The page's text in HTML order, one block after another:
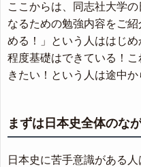
ここからは、同志社大学
なるための勉強内容をご
める！」という人ははじ
程度基礎はできている！
きたい！という人は途中か
まずは日本史全体のな
日本史に苦手意識がある